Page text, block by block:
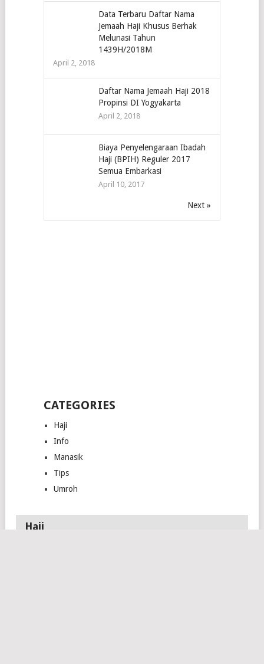
Data Terbaru Daftar Nama
Jemaah Haji Khusus Berhak
Melunasi Tahun
1439H/2018M
April 2, 2018
Daftar Nama Jemaah Haji 2018
Propinsi DI Yogyakarta
April 2, 2018
Biaya Penyelengaraan Ibadah
Haji (BPIH) Reguler 2017
Semua Embarkasi
April 10, 2017
Next »
CATEGORIES
Haji
Info
Manasik
Tips
Umroh
Haji